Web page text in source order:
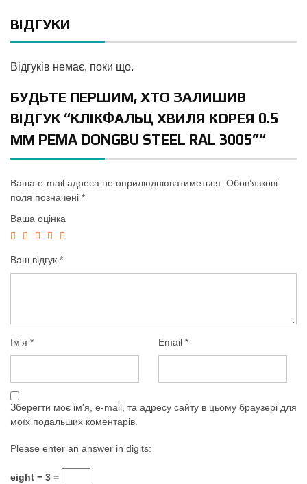
ВІДГУКИ
Відгуків немає, поки що.
БУДЬТЕ ПЕРШИМ, ХТО ЗАЛИШИВ
ВІДГУК “КЛІКФАЛЬЦ ХВИЛЯ КОРЕЯ 0.5
ММ PEMA DONGBU STEEL RAL 3005”“
Ваша e-mail адреса не оприлюднюватиметься. Обов’язкові
поля позначені *
Ваша оцінка
Ваш відгук *
Ім'я * Email*
Зберегти моє ім'я, e-mail, та адресу сайту в цьому браузері для
моїх подальших коментарів.
Please enter an answer in digits:
eight − 3 =